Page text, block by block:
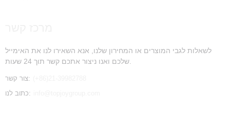
לשאלות לגבי המוצרים או המחירון שלנו, אנא השאירו לנו את האימייל
צור קשר:
כתוב לנו: